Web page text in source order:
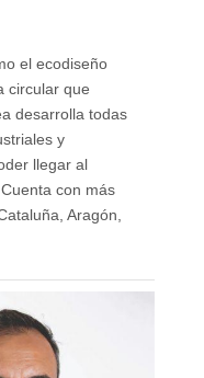
el ecodiseño
circular que
desarrolla todas
y
llegar al
con más
Aragón,